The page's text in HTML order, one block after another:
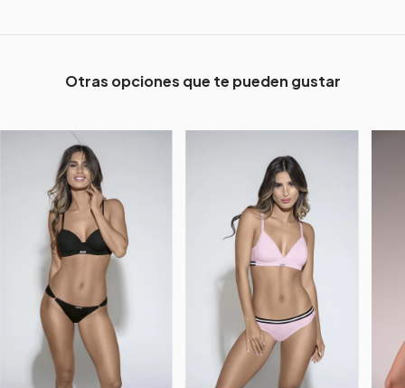
Otras opciones que te pueden gustar